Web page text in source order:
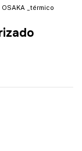
OSAKA _térmico